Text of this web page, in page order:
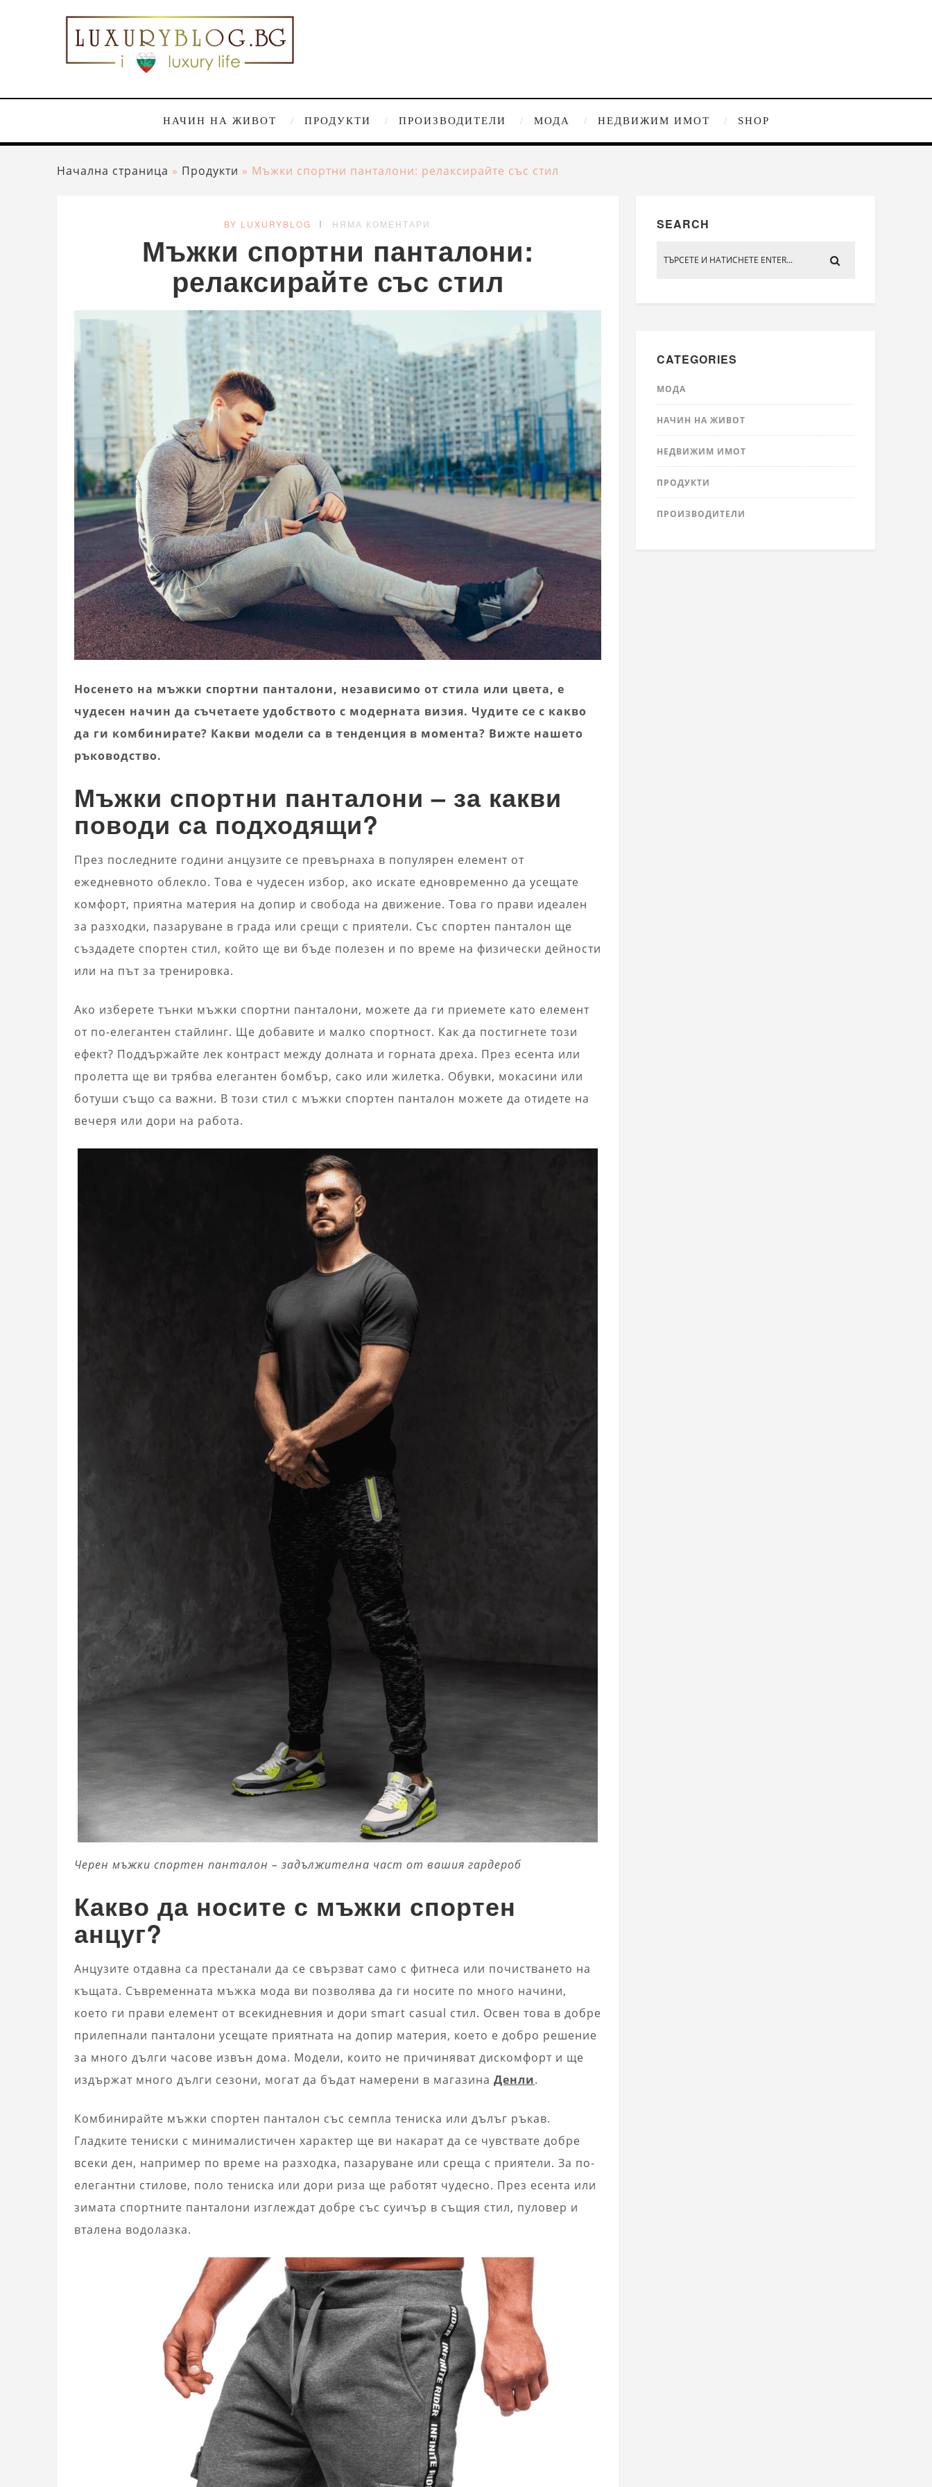
НАЧИН НА ЖИВОТ ПРОДУКТИ ПРОИЗВОДИТЕЛИ МОДА НЕДВИЖИМ ИМОТ SHOP
Начална страница » Продукти » Мъжки спортни панталони: релаксирайте със стил
BY LUXURYBLOG НЯМА КОМЕНТАРИ
Мъжки спортни панталони:
релаксирайте със стил
Носенето на мъжки спортни панталони, независимо от стила или цвета, е
чудесен начин да съчетаете удобството с модерната визия. Чудите се с какво
да ги комбинирате? Какви модели са в тенденция в момента? Вижте нашето
ръководство.
Мъжки спортни панталони – за какви
поводи са подходящи?
През последните години анцузите се превърнаха в популярен елемент от
ежедневното облекло. Това е чудесен избор, ако искате едновременно да усещате
комфорт, приятна материя на допир и свобода на движение. Това го прави идеален
за разходки, пазаруване в града или срещи с приятели. Със спортен панталон ще
създадете спортен стил, който ще ви бъде полезен и по време на физически дейности
или на път за тренировка.
Ако изберете тънки мъжки спортни панталони, можете да ги приемете като елемент
от по-елегантен стайлинг. Ще добавите и малко спортност. Как да постигнете този
ефект? Поддържайте лек контраст между долната и горната дреха. През есента или
пролетта ще ви трябва елегантен бомбър, сако или жилетка. Обувки, мокасини или
ботуши също са важни. В този стил с мъжки спортен панталон можете да отидете на
вечеря или дори на работа.
Черен мъжки спортен панталон – задължителна част от вашия гардероб
Какво да носите с мъжки спортен
анцуг?
Анцузите отдавна са престанали да се свързват само с фитнеса или почистването на
къщата. Съвременната мъжка мода ви позволява да ги носите по много начини,
което ги прави елемент от всекидневния и дори smart casual стил. Освен това в добре
прилепнали панталони усещате приятната на допир материя, което е добро решение
за много дълги часове извън дома. Модели, които не причиняват дискомфорт и ще
издържат много дълги сезони, могат да бъдат намерени в магазина Денли.
Комбинирайте мъжки спортен панталон със семпла тениска или дълъг ръкав.
Гладките тениски с минималистичен характер ще ви накарат да се чувствате добре
всеки ден, например по време на разходка, пазаруване или среща с приятели. За по-
елегантни стилове, поло тениска или дори риза ще работят чудесно. През есента или
зимата спортните панталони изглеждат добре със суичър в същия стил, пуловер и
вталена водолазка.
SEARCH
CATEGORIES
МОДА
НАЧИН НА ЖИВОТ
НЕДВИЖИМ ИМОТ
ПРОДУКТИ
ПРОИЗВОДИТЕЛИ